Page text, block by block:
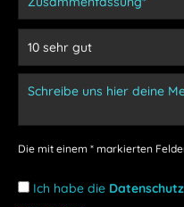
Die mit einem * markierten
Ich habe die